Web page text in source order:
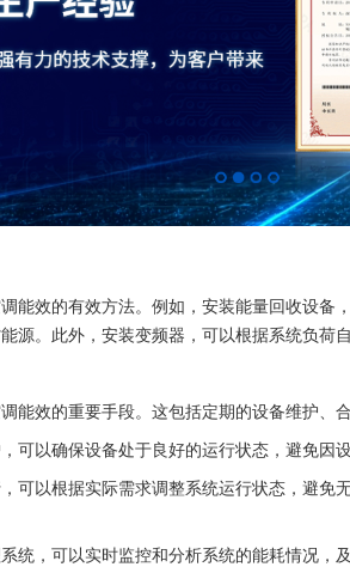
能效的有效方法。例如，安装能量回收设备
源。此外，安装变频器，可以根据系统负荷
能效的重要手段。这包括定期的设备维护、
可以确保设备处于良好的运行状态，避免因
可以根据实际需求调整系统运行状态，避免
统，可以实时监控和分析系统的能耗情况，